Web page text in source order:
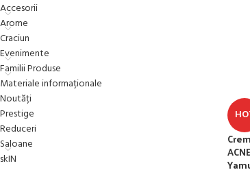
Accesorii
Arome
Craciun
Evenimente
Familii Produse
Materiale informaționale
Noutăți
Prestige
Reduceri
Saloane
skIN